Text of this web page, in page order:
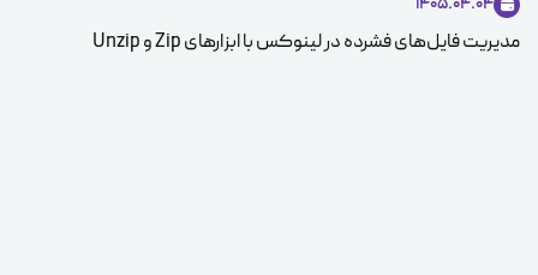
مدیریت فایل‌های فشرده در لینوکس با ابزارهای Zip و Unzip